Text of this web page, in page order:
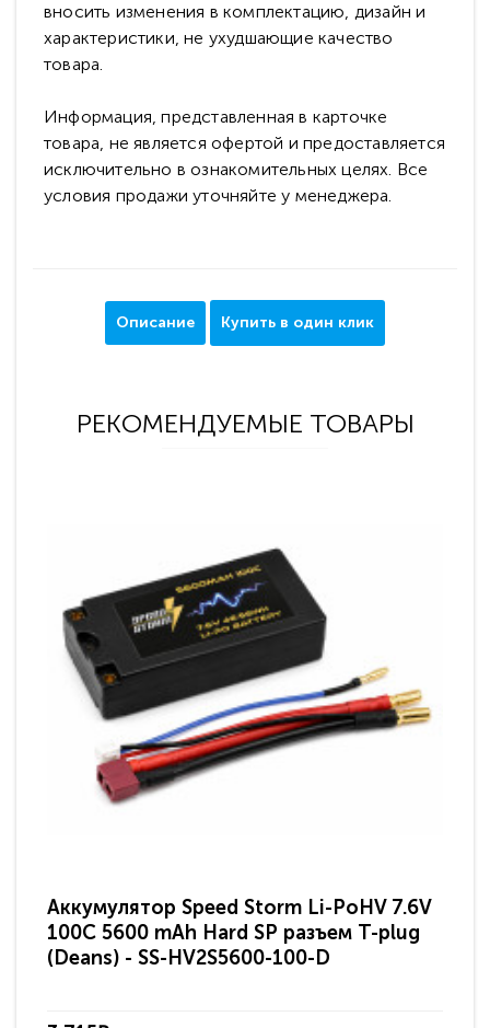
вносить изменения в комплектацию, дизайн и
характеристики, не ухудшающие качество
товара.
Информация, представленная в карточке
товара, не является офертой и предоставляется
исключительно в ознакомительных целях. Все
условия продажи уточняйте у менеджера.
Описание Купить в один клик
РЕКОМЕНДУЕМЫЕ ТОВАРЫ
Аккумулятор Speed Storm Li-PoHV 7.6V
100C 5600 mAh Hard SP разъем T-plug
(Deans) - SS-HV2S5600-100-D